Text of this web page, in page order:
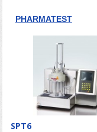
PHARMATEST
SPT6